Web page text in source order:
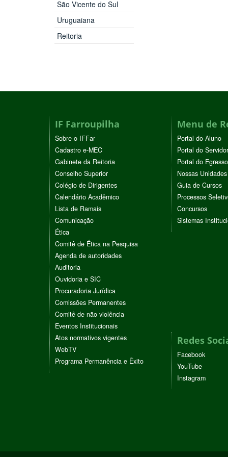
São Vicente do Sul
Uruguaiana
Reitoria
IF Farroupilha
Sobre o IFFar
Cadastro e-MEC
Gabinete da Reitoria
Conselho Superior
Colégio de Dirigentes
Calendário Acadêmico
Lista de Ramais
Comunicação
Ética
Comitê de Ética na Pesquisa
Agenda de autoridades
Auditoria
Ouvidoria e SIC
Procuradoria Jurídica
Comissões Permanentes
Comitê de não violência
Eventos Institucionais
Atos normativos vigentes
WebTV
Programa Permanência e Êxito
Menu de
Portal do Aluno
Portal do Servidor
Portal do Egresso
Nossas Unidades
Guia de Cursos
Processos
Concursos
Sistemas
Redes
Facebook
YouTube
Instagram